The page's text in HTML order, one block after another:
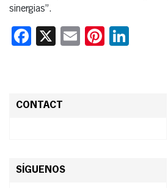
sinergias”.
Facebook
X EmailPinterest
CONTACT
SÍGUENOS